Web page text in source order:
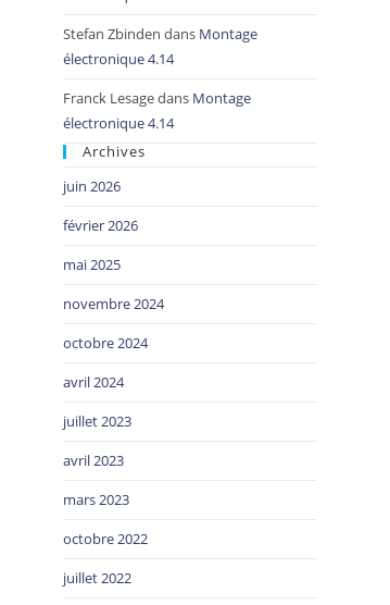
Stefan Zbinden dans Montage
électronique 4.14
Franck Lesagedans Montage
électronique 4.14
Archives
juin 2026
février 2026
mai 2025
novembre 2024
octobre 2024
avril 2024
juillet 2023
avril 2023
mars 2023
octobre 2022
juillet 2022